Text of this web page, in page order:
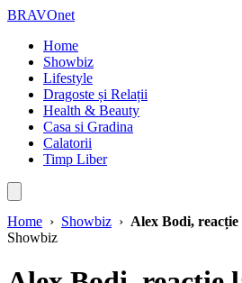
BRAVOnet
Home
Showbiz
Lifestyle
Dragoste și Relații
Health & Beauty
Casa si Gradina
Calatorii
Timp Liber
Home › Showbiz › Alex Bodi,
Showbiz